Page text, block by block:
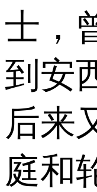
士，
到安
后来
庭和